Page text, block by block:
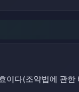
이다(조약법에 관